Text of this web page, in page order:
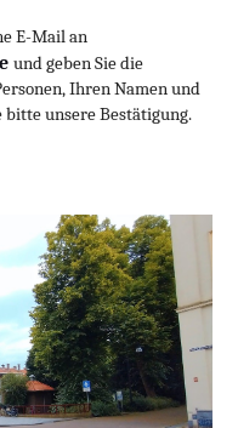
E-Mail an
und geben Sie die
Ihren Namen und
unsere Bestätigung.